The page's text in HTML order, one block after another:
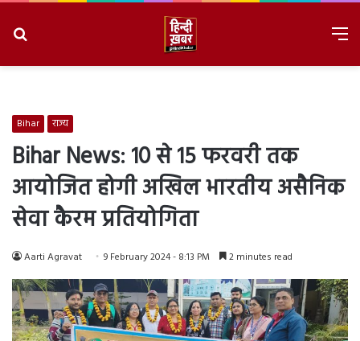
Bihar राज्य
Bihar News: 10 से 15 फरवरी तक
आयोजित होगी अखिल भारतीय असैनिक
सेवा कैरम प्रतियोगिता
Aarti Agravat 9 February 2024 - 8:13 PM 2 minutes read